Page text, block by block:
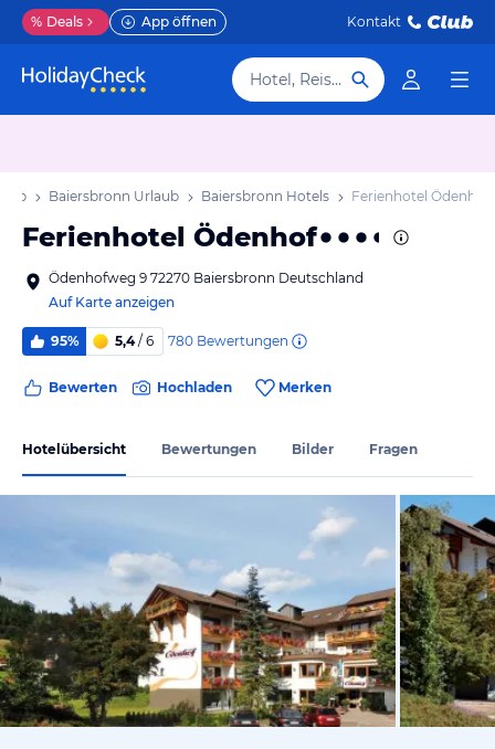
% Deals App öffnen Kontakt
Hotel, Reiseziel
Baiersbronn Urlaub Baiersbronn Hotels Ferienhotel Ödenhof
Ferienhotel Ödenhof
Ödenhofweg 9 72270 Baiersbronn Deutschland
Auf Karte anzeigen
95% 5,4/ 6 780 Bewertungen
Bewerten Hochladen Merken
Hotelübersicht Bewertungen Bilder Fragen
vom